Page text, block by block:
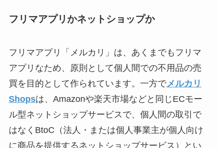
フリマアプリかネットショップか
フリマアプリ「メルカリ」は、あくまでもフリマ
アプリなため、原則として個人間での不用品の売
買を目的として作られています。一方でメルカリ
Shopsは、Amazonや楽天市場などと同じECモー
ル型ネットショップサービスで、個人間の取引で
はなくBtoC（法人・または個人事業主が個人向け
に商品を提供するネットショップサービス）とい